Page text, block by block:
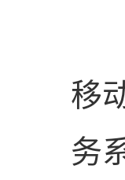
移
务